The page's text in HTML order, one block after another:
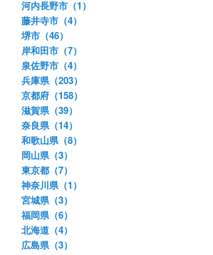
河内長野市（1）
藤井寺市（4）
堺市（46）
岸和田市（7）
泉佐野市（4）
兵庫県（203）
京都府（158）
滋賀県（39）
奈良県（14）
和歌山県（8）
岡山県（3）
東京都（7）
神奈川県（1）
宮城県（3）
福岡県（6）
北海道（4）
広島県（3）